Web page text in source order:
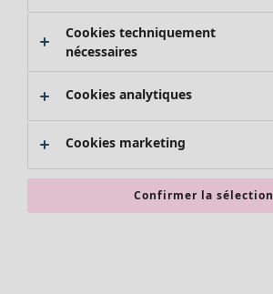
Promos SOLDES
Les promos de Gudrun Sjödén
Nouvel arrivage
Bonnes affaires en soldes - jusqu'à -70
Cookies techniquement
nécessaires
Cookies analytiques
Cookies marketing
Confirmer la sélection